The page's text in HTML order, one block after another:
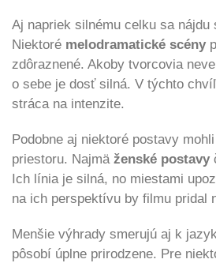
Aj napriek silnému celku sa nájdu
Niektoré melodramatické scény
zdôraznené. Akoby tvorcovia
o sebe je dosť silná. V týchto
stráca na intenzite.
Podobne aj niektoré postavy
priestoru. Najmä ženské postavy
Ich línia je silná, no miestami
na ich perspektívu by filmu pridal
Menšie výhrady smerujú aj k
pôsobí úplne prirodzene. Pre